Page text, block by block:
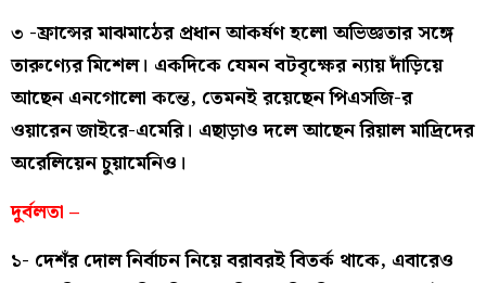
৩ -ফ্রান্সের মাঝমাঠের প্রধান আকর্ষণ হলো অভিজ্ঞতার সঙ্গে
তারুণ্যের মিশেল। একদিকে যেমন বটবৃক্ষের ন্যায় দাঁড়িয়ে
আছেন এনগোলো কন্তে, তেমনই রয়েছেন পিএসজি-র
ওয়ারেন জাইরে-এমেরি। এছাড়াও দলে আছেন রিয়াল মাদ্রিদের
অরেলিয়েন চুয়ামেনিও।
দুর্বলতা –
১- দেশঁর দোল নির্বাচন নিয়ে বরাবরই বিতর্ক থাকে, এবারেও